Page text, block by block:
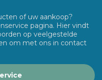
of uw aankoop?
pagina. Hier vindt
op veelgestelde
om met ons in contact